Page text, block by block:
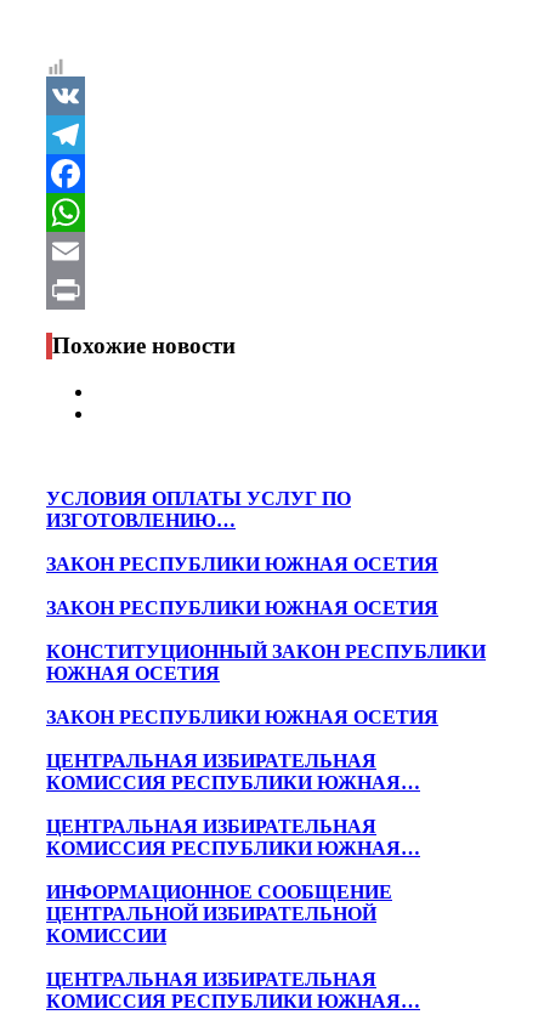
VK
Telegram
Facebook
WhatsApp
Email
Print
Похожие новости
УСЛОВИЯ ОПЛАТЫ УСЛУГ ПО
ИЗГОТОВЛЕНИЮ…
ЗАКОН РЕСПУБЛИКИ ЮЖНАЯ ОСЕТИЯ
ЗАКОН РЕСПУБЛИКИ ЮЖНАЯ ОСЕТИЯ
КОНСТИТУЦИОННЫЙ ЗАКОН РЕСПУБЛИКИ
ЮЖНАЯ ОСЕТИЯ
ЗАКОН РЕСПУБЛИКИ ЮЖНАЯ ОСЕТИЯ
ЦЕНТРАЛЬНАЯ ИЗБИРАТЕЛЬНАЯ
КОМИССИЯ РЕСПУБЛИКИ ЮЖНАЯ…
ЦЕНТРАЛЬНАЯ ИЗБИРАТЕЛЬНАЯ
КОМИССИЯ РЕСПУБЛИКИ ЮЖНАЯ…
ИНФОРМАЦИОННОЕ СООБЩЕНИЕ
ЦЕНТРАЛЬНОЙ ИЗБИРАТЕЛЬНОЙ
КОМИССИИ
ЦЕНТРАЛЬНАЯ ИЗБИРАТЕЛЬНАЯ
КОМИССИЯ РЕСПУБЛИКИ ЮЖНАЯ…